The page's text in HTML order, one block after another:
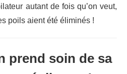
autant de fois qu’on veut,
poils aient été éliminés !
prend soin de sa